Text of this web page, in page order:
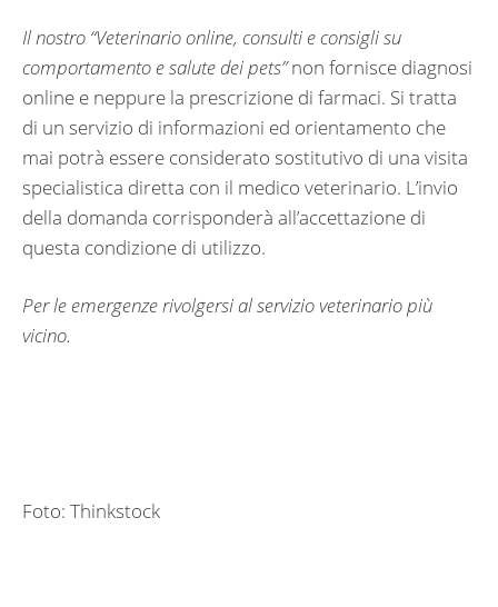
Il nostro “Veterinario online, consulti e consigli su
comportamento e salute dei pets”non fornisce diagnosi
online e neppure la prescrizione di farmaci. Si tratta
di un servizio di informazioni ed orientamento che
mai potrà essere considerato sostitutivo di una visita
specialistica diretta con il medico veterinario. L’invio
della domanda corrisponderà all’accettazione di
questa condizione di utilizzo.
Per le emergenze rivolgersi al servizio veterinario più
vicino.
Foto: Thinkstock